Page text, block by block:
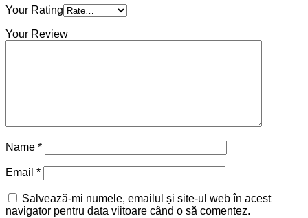
Your Rating
Your Review
Name *
Email *
Salvează-mi numele, emailul și site-ul web în acest
navigator pentru data viitoare când o să comentez.